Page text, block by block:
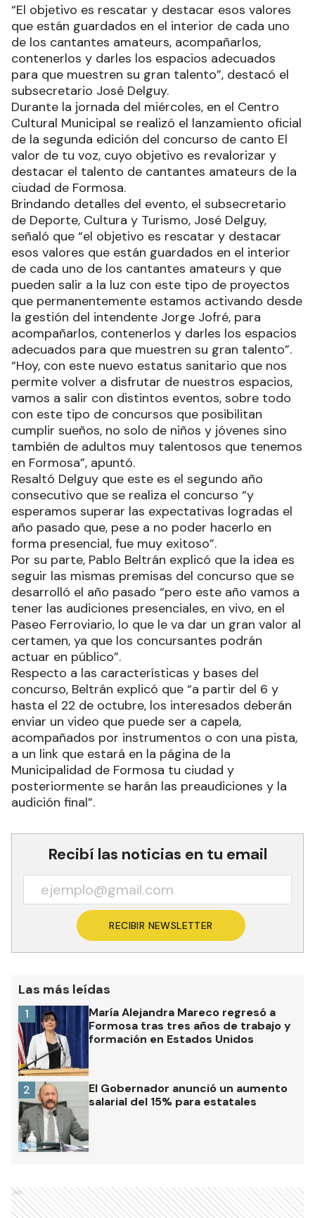
“El objetivo es rescatar y destacar esos valores
que están guardados en el interior de cada uno
de los cantantes amateurs, acompañarlos,
contenerlos y darles los espacios adecuados
para que muestren su gran talento”, destacó el
subsecretario José Delguy.
Durante la jornada del miércoles, en el Centro
Cultural Municipal se realizó el lanzamiento oficial
de la segunda edición del concurso de canto El
valor de tu voz, cuyo objetivo es revalorizar y
destacar el talento de cantantes amateurs de la
ciudad de Formosa.
Brindando detalles del evento, el subsecretario
de Deporte, Cultura y Turismo, José Delguy,
señaló que “el objetivo es rescatar y destacar
esos valores que están guardados en el interior
de cada uno de los cantantes amateurs y que
pueden salir a la luz con este tipo de proyectos
que permanentemente estamos activando desde
la gestión del intendente Jorge Jofré, para
acompañarlos, contenerlos y darles los espacios
adecuados para que muestren su gran talento”.
“Hoy, con este nuevo estatus sanitario que nos
permite volver a disfrutar de nuestros espacios,
vamos a salir con distintos eventos, sobre todo
con este tipo de concursos que posibilitan
cumplir sueños, no solo de niños y jóvenes sino
también de adultos muy talentosos que tenemos
en Formosa”, apuntó.
Resaltó Delguy que este es el segundo año
consecutivo que se realiza el concurso “y
esperamos superar las expectativas logradas el
año pasado que, pese a no poder hacerlo en
forma presencial, fue muy exitoso”.
Por su parte, Pablo Beltrán explicó que la idea es
seguir las mismas premisas del concurso que se
desarrolló el año pasado “pero este año vamos a
tener las audiciones presenciales, en vivo, en el
Paseo Ferroviario, lo que le va dar un gran valor al
certamen, ya que los concursantes podrán
actuar en público”.
Respecto a las características y bases del
concurso, Beltrán explicó que “a partir del 6 y
hasta el 22 de octubre, los interesados deberán
enviar un video que puede ser a capela,
acompañados por instrumentos o con una pista,
a un link que estará en la página de la
Municipalidad de Formosa tu ciudad y
posteriormente se harán las preaudiciones y la
audición final”.
Recibí las noticias en tu email
RECIBIR NEWSLETTER
Las más leídas
María Alejandra Mareco regresó a
Formosa tras tres años de trabajo y
formación en Estados Unidos
1
El Gobernador anunció un aumento
salarial del 15% para estatales
2
Ads